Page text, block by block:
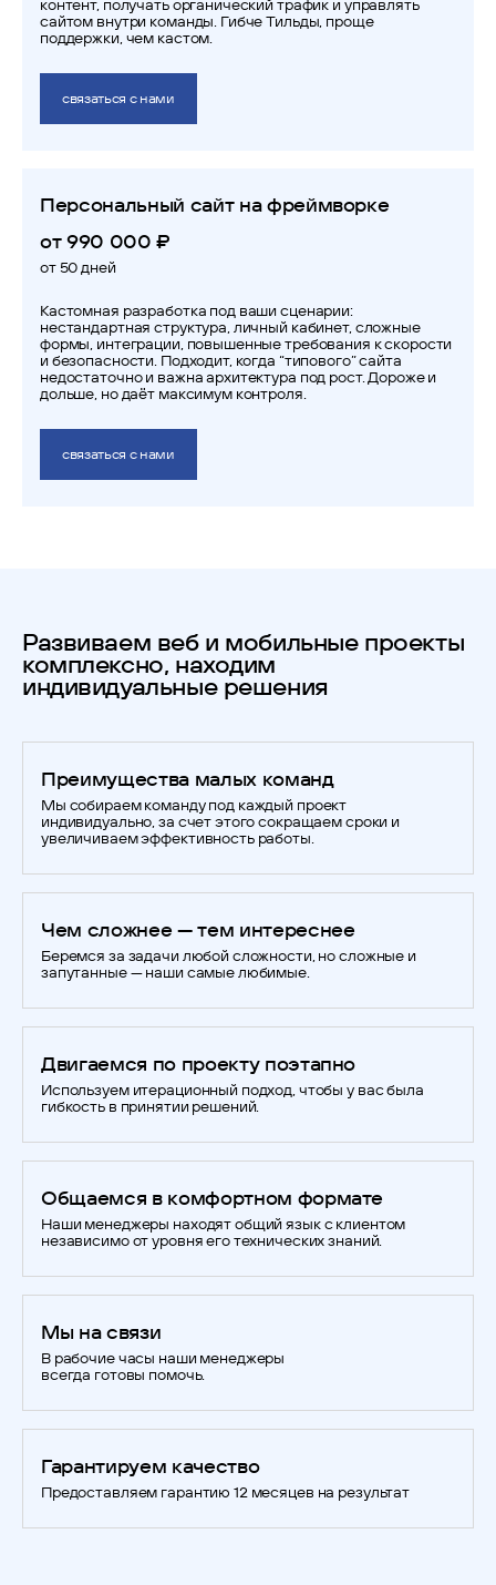
контент, получать органический трафик и управлять
сайтом внутри команды. Гибче Тильды, проще
поддержки, чем кастом.
связаться с нами
Персональный сайт на фреймворке
от 990 000 ₽
от 50 дней
Кастомная разработка под ваши сценарии:
нестандартная структура, личный кабинет, сложные
формы, интеграции, повышенные требования к скорости
и безопасности. Подходит, когда “типового” сайта
недостаточно и важна архитектура под рост. Дороже и
дольше, но даёт максимум контроля.
связаться с нами
Развиваем веб и мобильные проекты
комплексно, находим
индивидуальные решения
Преимущества малых команд
Мы собираем команду под каждый проект
индивидуально, за счет этого сокращаем сроки и
увеличиваем эффективность работы.
Чем сложнее — тем интереснее
Беремся за задачи любой сложности, но сложные и
запутанные — наши самые любимые.
Двигаемся по проекту поэтапно
Используем итерационный подход, чтобы у вас была
гибкость в принятии решений.
Общаемся в комфортном формате
Наши менеджеры находят общий язык с клиентом
независимо от уровня его технических знаний.
Мы на связи
В рабочие часы наши менеджеры
всегда готовы помочь.
Гарантируем качество
Предоставляем гарантию 12 месяцев на результат